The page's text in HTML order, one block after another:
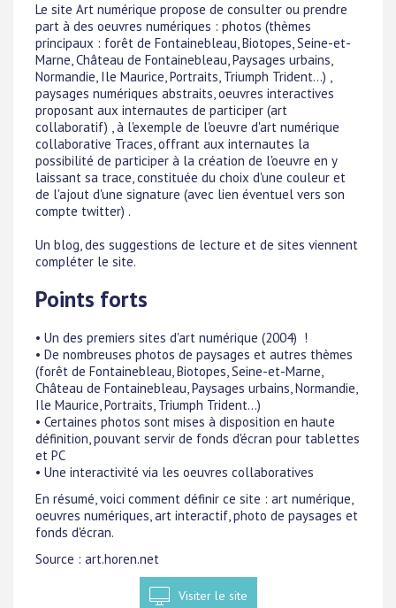
Le site Art numérique propose de consulter ou prendre
part à des oeuvres numériques : photos (thèmes
principaux : forêt de Fontainebleau, Biotopes, Seine-et-
Marne, Château de Fontainebleau, Paysages urbains,
Normandie, Ile Maurice, Portraits, Triumph Trident...) ,
paysages numériques abstraits, oeuvres interactives
proposant aux internautes de participer (art
collaboratif) , à l'exemple de l'oeuvre d'art numérique
collaborative Traces, offrant aux internautes la
possibilité de participer à la création de l'oeuvre en y
laissant sa trace, constituée du choix d'une couleur et
de l'ajout d'une signature (avec lien éventuel vers son
compte twitter) .
Un blog, des suggestions de lecture et de sites viennent
compléter le site.
Points forts
• Un des premiers sites d'art numérique (2004) !
• De nombreuses photos de paysages et autres thèmes
(forêt de Fontainebleau, Biotopes, Seine-et-Marne,
Château de Fontainebleau, Paysages urbains, Normandie,
Ile Maurice, Portraits, Triumph Trident...)
• Certaines photos sont mises à disposition en haute
définition, pouvant servir de fonds d'écran pour tablettes
et PC
• Une interactivité via les oeuvres collaboratives
En résumé, voici comment définir ce site : art numérique,
oeuvres numériques, art interactif, photo de paysages et
fonds d'écran.
Source : art.horen.net
Visiter le site